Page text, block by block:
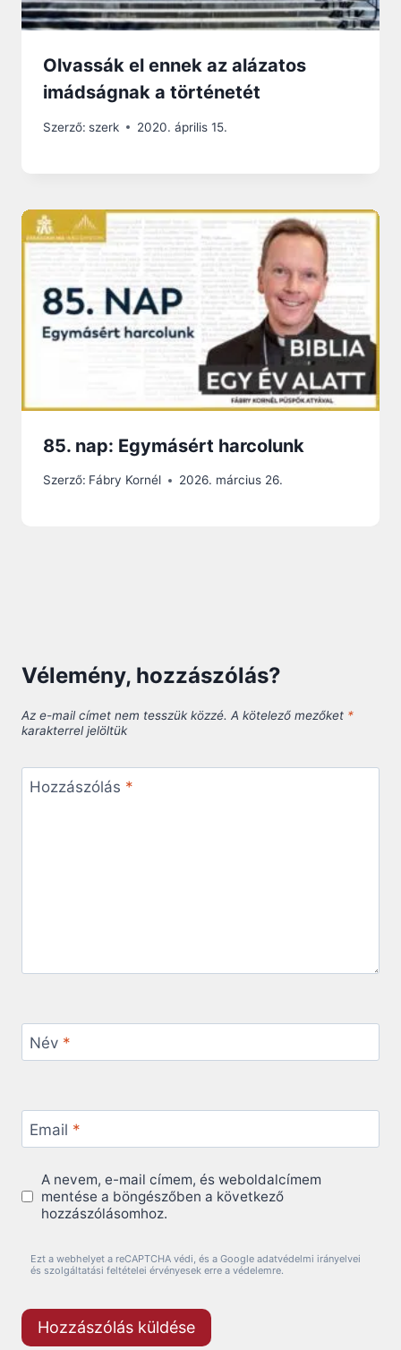
Olvassák el ennek az alázatos
imádságnak a történetét
Szerző: szerk 2020. április 15.
85. nap: Egymásért harcolunk
Szerző: Fábry Kornél 2026. március 26.
Vélemény, hozzászólás?
Az e-mail címet nem tesszük közzé. A kötelező mezőket *
karakterrel jelöltük
Hozzászólás *
Név *
Email *
A nevem, e-mail címem, és weboldalcímem
mentése a böngészőben a következő
hozzászólásomhoz.
Ezt a webhelyet a reCAPTCHA védi, és a Google adatvédelmi irányelvei
és szolgáltatási feltételei érvényesek erre a védelemre.